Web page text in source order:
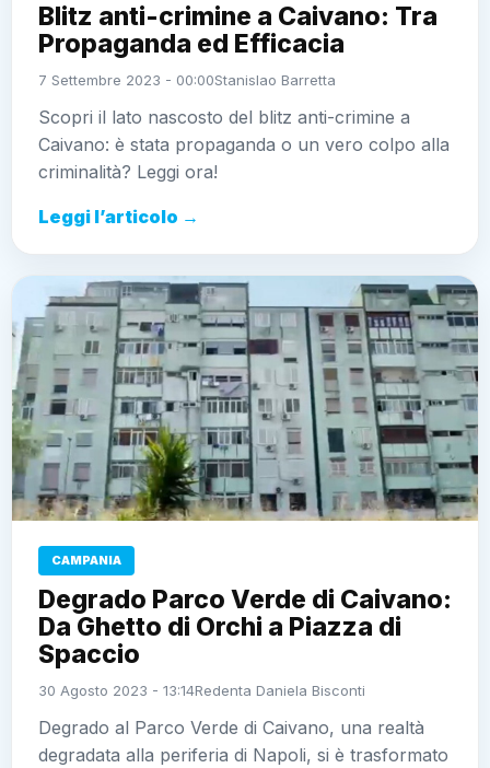
Blitz anti-crimine a Caivano: Tra
Propaganda ed Efficacia
7 Settembre 2023 - 00:00Stanislao Barretta
Scopri il lato nascosto del blitz anti-crimine a
Caivano: è stata propaganda o un vero colpo alla
criminalità? Leggi ora!
Leggi l’articolo →
CAMPANIA
Degrado Parco Verde di Caivano:
Da Ghetto di Orchi a Piazza di
Spaccio
30 Agosto 2023 - 13:14Redenta Daniela Bisconti
Degrado al Parco Verde di Caivano, una realtà
degradata alla periferia di Napoli, si è trasformato